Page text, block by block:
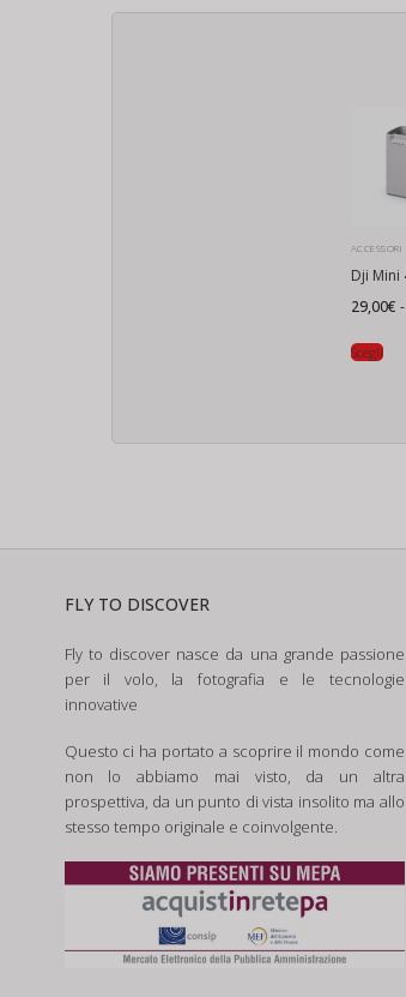
ACCESSORI
29,00€ -
Scegli
FLY TO DISCOVER
Fly to discover nasce da una grande passione
per il volo, la fotografia e le tecnologie
innovative
Questo ci ha portato a scoprire il mondo come
non lo abbiamo mai visto, da un altra
prospettiva, da un punto di vista insolito ma allo
stesso tempo originale e coinvolgente.